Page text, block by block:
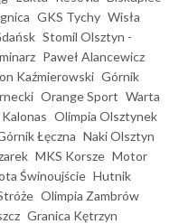
GKS Tychy Wisła
Stomil Olsztyn -
Paweł Alancewicz
Kaźmierowski Górnik
Orange Sport Warta
Olimpia Olsztynek
Łęczna Naki Olsztyn
MKS Korsze Motor
Świnoujście Hutnik
Olimpia Zambrów
Granica Kętrzyn